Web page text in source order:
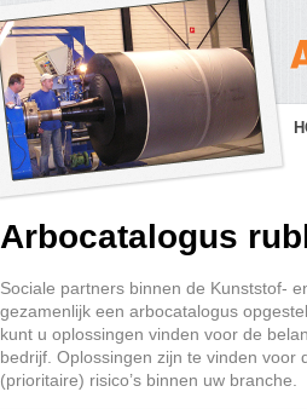
Arbocatalogus
Sociale partners binnen de Kunststof-
gezamenlijk een arbocatalogus
kunt u oplossingen vinden voor de
bedrijf. Oplossingen zijn te vinden voor
(prioritaire) risico’s binnen uw branche.